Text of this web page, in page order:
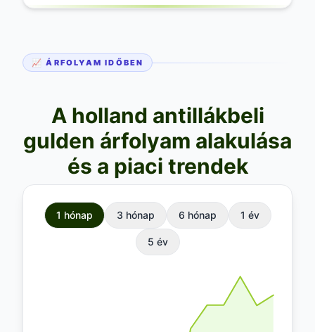
📈 ÁRFOLYAM IDŐBEN
A holland antillákbeli
gulden árfolyam alakulása
és a piaci trendek
1 hónap 3 hónap 6 hónap 1 év
5 év